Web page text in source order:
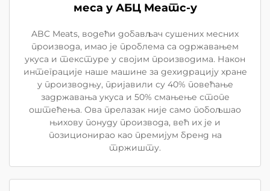
меса у АБЦ Меатс-у
ABC Meats, водећи добављач сушених месних
производа, имао је проблема са одржавањем
укуса и текстуре у својим производима. Након
интеграције наше машине за дехидрацију хране
у производњу, пријавили су 40% повећање
задржавања укуса и 50% смањење стопе
оштећења. Ова прелазак није само побољшао
њихову понуду производа, већ их је и
позиционирао као премијум бренд на
тржишту.